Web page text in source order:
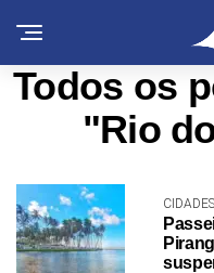
Todos os
"Rio
CIDADES